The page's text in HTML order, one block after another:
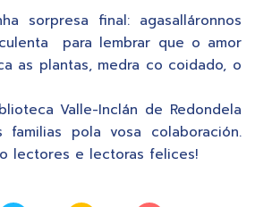
sorpresa final: agasalláronnos
para lembrar que o amor
as plantas, medra co coidado, o
Valle-Inclán de Redondela
pola vosa colaboración.
lectores e lectoras felices!